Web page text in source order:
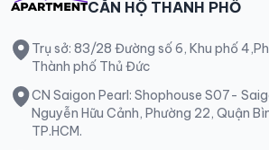
CĂN HỘ THÀNH PHỐ
Trụ sở: 83/28 Đường số 6, Khu phố
Thành phố Thủ Đức
CN Saigon Pearl: Shophouse S07-
Nguyễn Hữu Cảnh, Phường 22, Quận
TP.HCM.